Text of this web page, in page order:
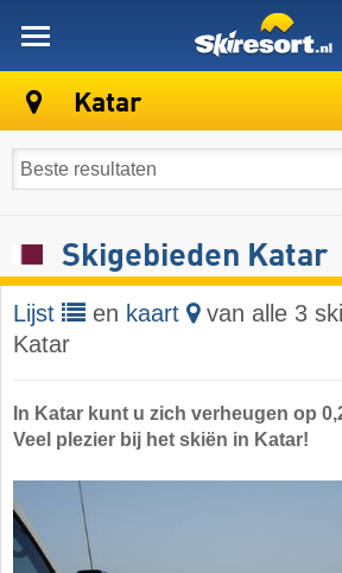
Katar
Skigebieden Katar
Lijst en kaart
van alle 3
Katar
In Katar kunt u zich verheugen op
Veel plezier bij het skiën in Katar!